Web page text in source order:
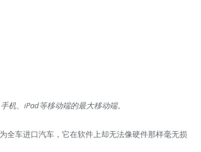
机、iPad等移动端的最大移动端。
全车进口汽车，它在软件上却无法像硬件那样毫无损